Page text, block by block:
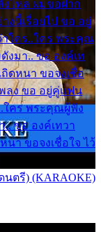
ไหล ผมขอฝาก
งนี้เรื่อยไป ขอ อยู่
าใคร..ใคร พระคุณ
งมา.. ขอ องค์เท
ดหนา ขอจงเชื่อ
ลง ขอ อยู่คู่แฟน
ใคร พระคุณผู้ฟัง
ขอ องค์เทวา
า ขอจงเชื่อใจ ไว้
นตรี) (KARAOKE)